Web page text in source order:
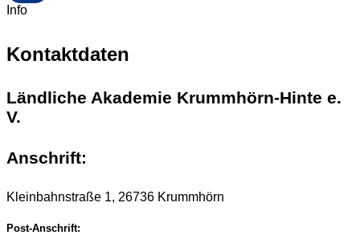
Info
Kontaktdaten
Ländliche Akademie Krummhörn-Hinte e.
V.
Anschrift:
Kleinbahnstraße 1, 26736 Krummhörn
Post-Anschrift: